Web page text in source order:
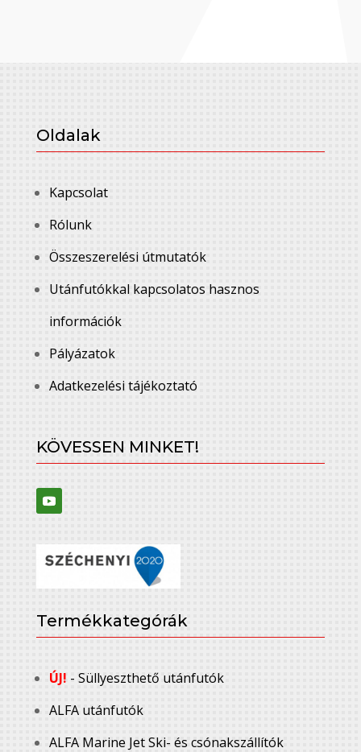
Oldalak
Kapcsolat
Rólunk
Összeszerelési útmutatók
Utánfutókkal kapcsolatos hasznos
információk
Pályázatok
Adatkezelési tájékoztató
KÖVESSEN MINKET!
Termékkategórák
ÚJ! - Süllyeszthető utánfutók
ALFA utánfutók
ALFA Marine Jet Ski- és csónakszállítók